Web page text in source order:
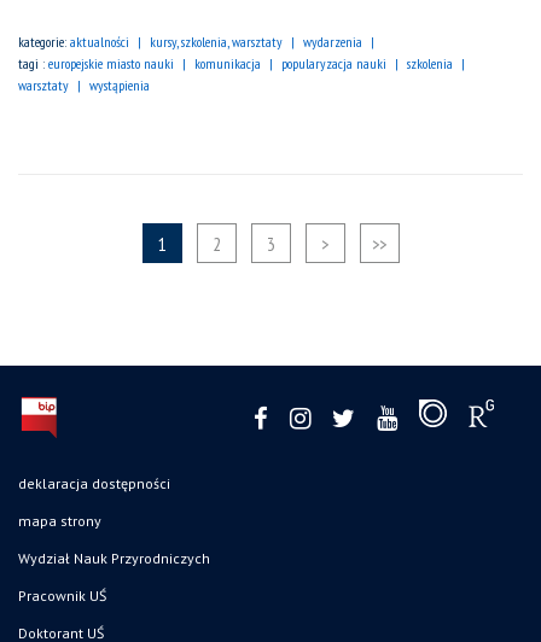
kategorie: aktualności kursy, szkolenia, warsztaty
wydarzenia
tagi : europejskie miasto nauki komunikacja popularyzacja nauki
szkolenia
warsztaty
wystąpienia
1 2 3 > >>
deklaracja dostępności
mapa strony
Wydział Nauk Przyrodniczych
Pracownik UŚ
Doktorant UŚ